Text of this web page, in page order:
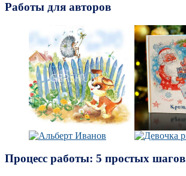
Работы для авторов
Процесс работы: 5 простых шагов